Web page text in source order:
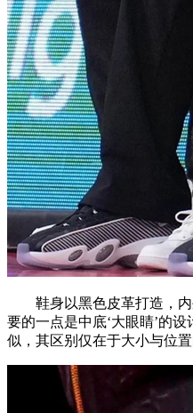
鞋身以黑色皮革打造，内
要的一点是中底‘大眼睛’的设
似，其区别仅在于大小与位置